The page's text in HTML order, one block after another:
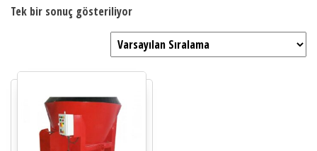
Tek bir sonuç gösteriliyor